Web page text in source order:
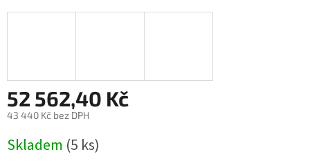
52 562,40 Kč
43 440 Kč bez DPH
cena:
Skladem (5 ks)